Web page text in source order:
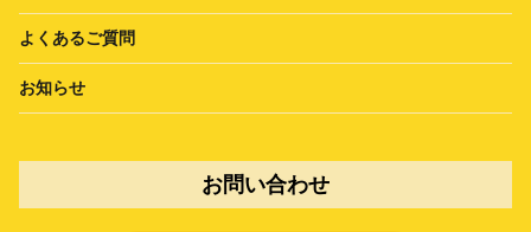
よくあるご質問
お知らせ
お問い合わせ